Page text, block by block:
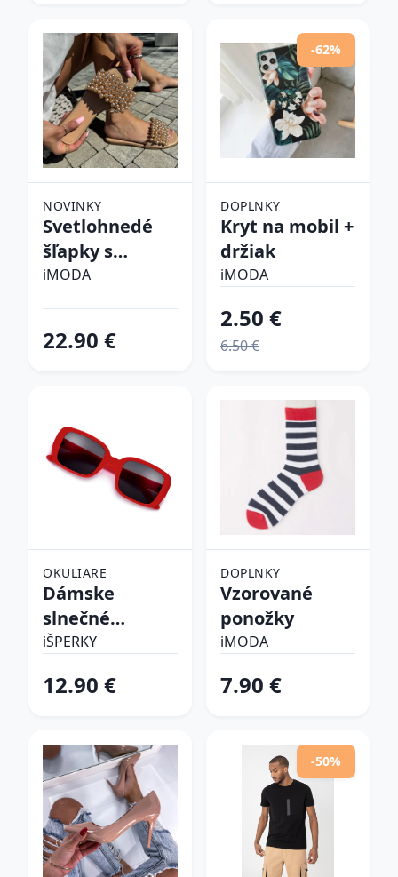
NOVINKY
Svetlohnedé
šľapky s
perličkami
iMODA
22.90 €
-62%
DOPLNKY
Kryt na mobil +
držiak
iMODA
2.50 €
6.50 €
OKULIARE
Dámske
slnečné
okuliare
iŠPERKY
12.90 €
DOPLNKY
Vzorované
ponožky
iMODA
7.90 €
-50%